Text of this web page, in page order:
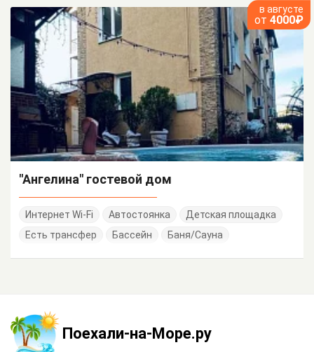
в августе
от 4000₽
"Ангелина" гостевой дом
Интернет Wi-Fi Автостоянка
Детская площадка
Есть трансфер
Бассейн Баня/Сауна
Поехали-на-Море.ру